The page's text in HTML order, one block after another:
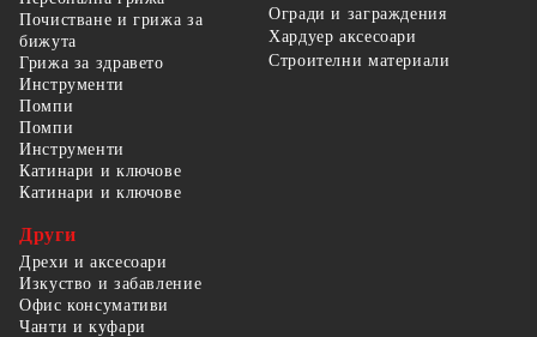
Почистване и грижа за
бижута
Грижа за здравето
Огради и заграждения
Хардуер аксесоари
Строителни материали
Инструменти
Помпи
Помпи
Инструменти
Катинари и ключове
Катинари и ключове
Други
Дрехи и аксесоари
Изкуство и забавление
Офис консумативи
Чанти и куфари